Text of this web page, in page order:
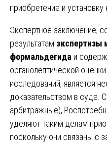
приобретение и установку
Экспертное заключение,
результатам экспертизы
формальдегида и
органолептической
исследований, является
доказательством в суде.
арбитражные),
уделяют таким делам
поскольку они связаны с